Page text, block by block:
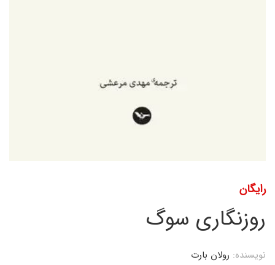
رایگان
روزنگاری سوگ
نویسنده: رولان بارت